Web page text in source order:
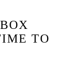
TO